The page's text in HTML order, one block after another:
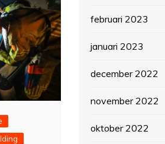
februari 2023
januari 2023
december 2022
november 2022
oktober 2022